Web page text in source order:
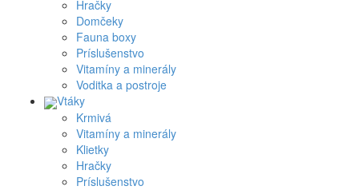
Hračky
Domčeky
Fauna boxy
Príslušenstvo
Vitamíny a minerály
Voditka a postroje
Vtáky
Krmivá
Vitamíny a minerály
Klietky
Hračky
Príslušenstvo